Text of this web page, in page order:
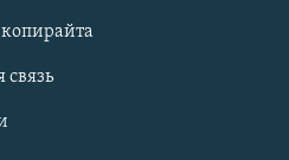
связь